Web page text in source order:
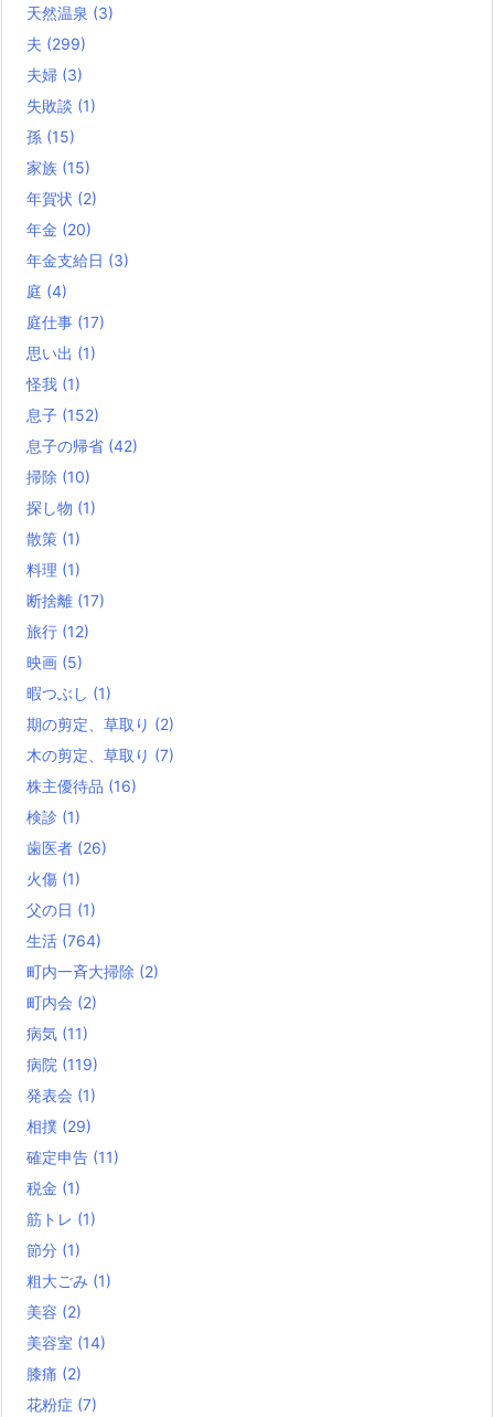
天然温泉 (3)
夫 (299)
夫婦 (3)
失敗談 (1)
孫 (15)
家族 (15)
年賀状 (2)
年金 (20)
年金支給日 (3)
庭 (4)
庭仕事 (17)
思い出 (1)
怪我 (1)
息子 (152)
息子の帰省 (42)
掃除 (10)
探し物 (1)
散策 (1)
料理 (1)
断捨離 (17)
旅行 (12)
映画 (5)
暇つぶし (1)
期の剪定、草取り (2)
木の剪定、草取り (7)
株主優待品 (16)
検診 (1)
歯医者 (26)
火傷 (1)
父の日 (1)
生活 (764)
町内一斉大掃除 (2)
町内会 (2)
病気 (11)
病院 (119)
発表会 (1)
相撲 (29)
確定申告 (11)
税金 (1)
筋トレ (1)
節分 (1)
粗大ごみ (1)
美容 (2)
美容室 (14)
膝痛 (2)
花粉症 (7)